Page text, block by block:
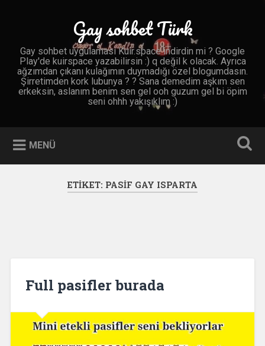
Gay sohbet Türk
Gay sohbet uygulaması Kuir.space indirdin mi ? Google
Play'de kuirspace yazabilirsin :) q değil k olacak. Ayrıca
ağzımdan çıkanı kulağımın duymadığı özel blogumdasın.
Şirretimden kork lubunya ? ? Sana demedim aşkım sen
erkeksin, aslanım benim sen gel ooh guzum gel bi öpim
seni ohhh yakışıklım :)
MENÜ
ETIKET: PASIF GAY ISPARTA
Full pasifler burada